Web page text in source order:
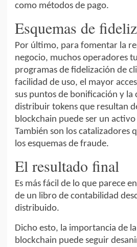
como métodos de pago.
Esquemas de
Por último, para fomentar la
negocio, muchos operadores
programas de fidelización de
facilidad de uso, el mayor
sus puntos de bonificación y la
distribuir tokens que resultan
blockchain puede ser un
También son los catalizadores
los esquemas de fraude.
El resultado final
Es más fácil de lo que parece
de un libro de contabilidad
distribuido.
Dicho esto, la importancia de
blockchain puede seguir